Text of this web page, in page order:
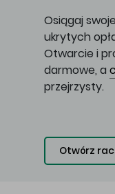
Osiągaj
ukrytych
Otwarcie i
darmowe, a
przejrzysty.
Otwórz